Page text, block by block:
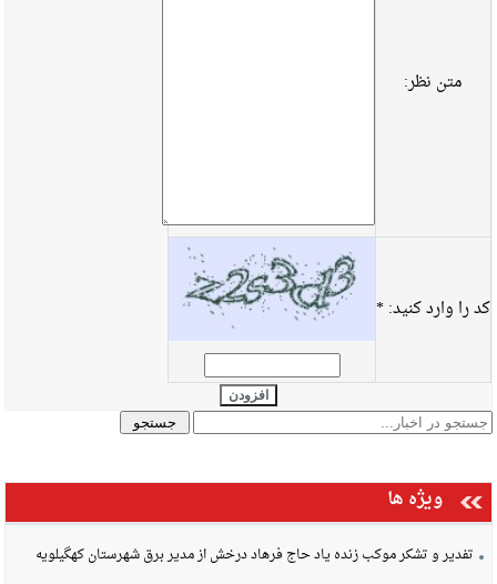
متن نظر:
کد را وارد کنید:*
افزودن
ویژه ها
تفدیر و تشکر موکب زنده یاد حاج فرهاد درخش از مدیر برق شهرستان کهگیلویه